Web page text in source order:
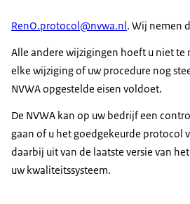
RenO.protocol@nvwa.nl. Wij nemen
Alle andere wijzigingen hoeft u niet te
elke wijziging of uw procedure nog
NVWA opgestelde eisen voldoet.
De NVWA kan op uw bedrijf een
gaan of u het goedgekeurde protocol
daarbij uit van de laatste versie van
uw kwaliteitssysteem.